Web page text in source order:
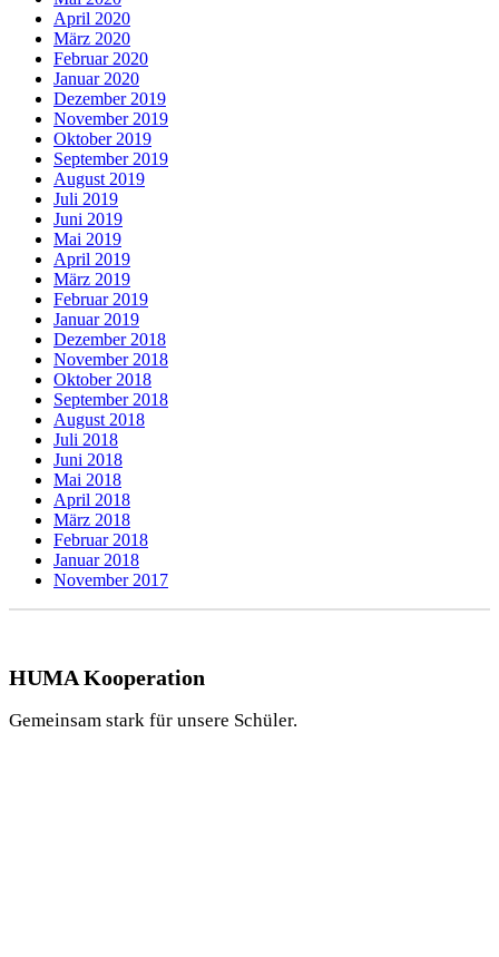
April 2020
März 2020
Februar 2020
Januar 2020
Dezember 2019
November 2019
Oktober 2019
September 2019
August 2019
Juli 2019
Juni 2019
Mai 2019
April 2019
März 2019
Februar 2019
Januar 2019
Dezember 2018
November 2018
Oktober 2018
September 2018
August 2018
Juli 2018
Juni 2018
Mai 2018
April 2018
März 2018
Februar 2018
Januar 2018
November 2017
HUMA Kooperation
Gemeinsam stark für unsere Schüler.